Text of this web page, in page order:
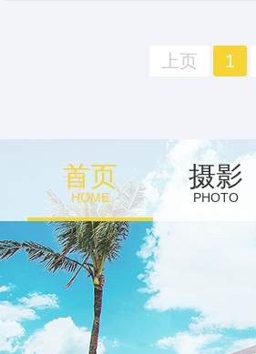
上页 1
首页
HOME
摄影
PHOTO